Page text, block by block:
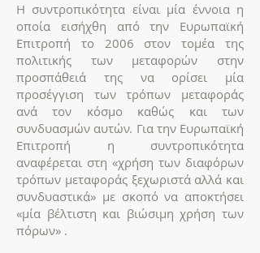
Η συντροπικότητα είναι μία έννοια η
οποία εισήχθη από την Ευρωπαϊκή
Επιτροπή το 2006 στον τομέα της
πολιτικής των μεταφορών στην
προσπάθειά της να ορίσει μία
προσέγγιση των τρόπων μεταφοράς
ανά τον κόσμο καθώς και των
συνδυασμών αυτών. Για την Ευρωπαϊκή
Επιτροπή η συντροπικότητα
αναφέρεται στη «χρήση των διαφόρων
τρόπων μεταφοράς ξεχωριστά αλλά και
συνδυαστικά» με σκοπό να αποκτήσει
«μία βέλτιστη και βιώσιμη χρήση των
πόρων» .